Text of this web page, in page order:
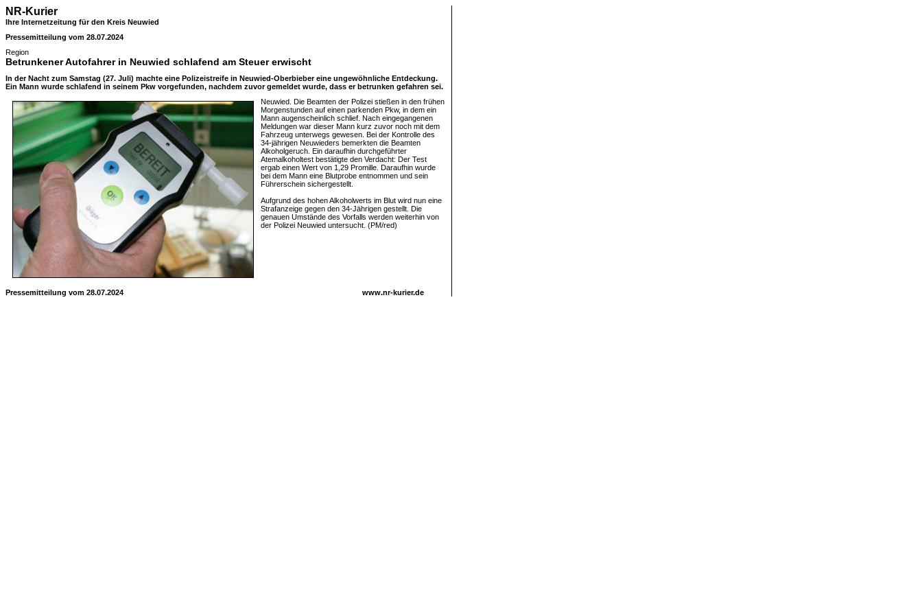
NR-Kurier
Ihre Internetzeitung für den Kreis Neuwied
Pressemitteilung vom 28.07.2024
Region
Betrunkener Autofahrer in Neuwied schlafend am Steuer erwischt
In der Nacht zum Samstag (27. Juli) machte eine Polizeistreife in Neuwied-Oberbieber eine ungewöhnliche Entdeckung.
Ein Mann wurde schlafend in seinem Pkw vorgefunden, nachdem zuvor gemeldet wurde, dass er betrunken gefahren sei.
Neuwied. Die Beamten der Polizei stießen in den frühen
Morgenstunden auf einen parkenden Pkw, in dem ein
Mann augenscheinlich schlief. Nach eingegangenen
Meldungen war dieser Mann kurz zuvor noch mit dem
Fahrzeug unterwegs gewesen. Bei der Kontrolle des
34-jährigen Neuwieders bemerkten die Beamten
Alkoholgeruch. Ein daraufhin durchgeführter
Atemalkoholtest bestätigte den Verdacht: Der Test
ergab einen Wert von 1,29 Promille. Daraufhin wurde
bei dem Mann eine Blutprobe entnommen und sein
Führerschein sichergestellt.
Aufgrund des hohen Alkoholwerts im Blut wird nun eine
Strafanzeige gegen den 34-Jährigen gestellt. Die
genauen Umstände des Vorfalls werden weiterhin von
der Polizei Neuwied untersucht. (PM/red)
Pressemitteilung vom 28.07.2024 www.nr-kurier.de